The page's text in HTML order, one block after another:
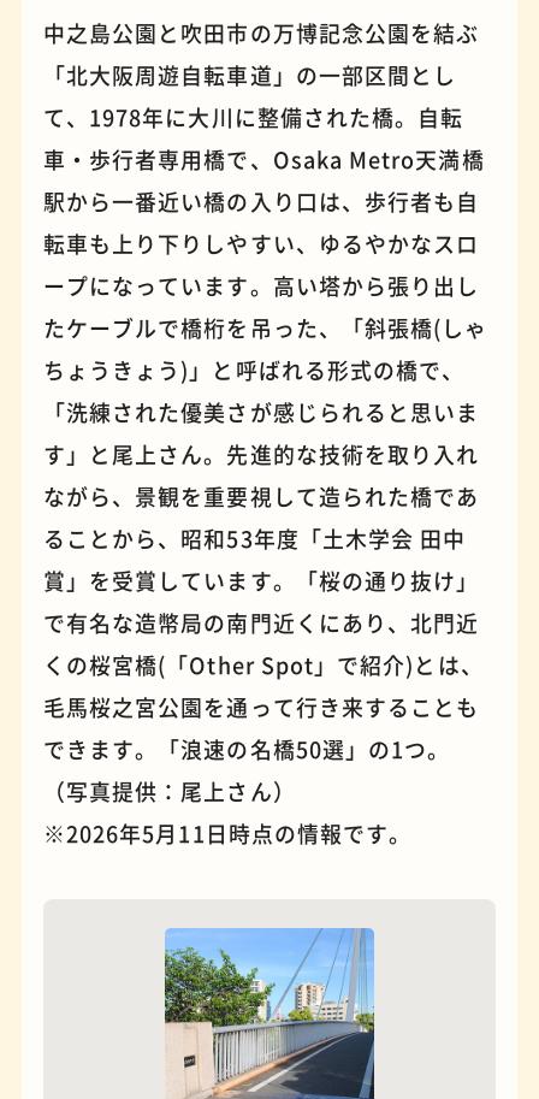
パンケーキ 手芸
占い 蕎麦
中之島公園と吹田市の万博記念公園を結ぶ
「北大阪周遊自転車道」の一部区間とし
て、1978年に大川に整備された橋。自転
車・歩行者専用橋で、Osaka Metro天満橋
駅から一番近い橋の入り口は、歩行者も自
転車も上り下りしやすい、ゆるやかなスロ
ープになっています。高い塔から張り出し
たケーブルで橋桁を吊った、「斜張橋(しゃ
ちょうきょう)」と呼ばれる形式の橋で、
「洗練された優美さが感じられると思いま
す」と尾上さん。先進的な技術を取り入れ
ながら、景観を重要視して造られた橋であ
ることから、昭和53年度「土木学会 田中
賞」を受賞しています。「桜の通り抜け」
で有名な造幣局の南門近くにあり、北門近
くの桜宮橋(「Other Spot」で紹介)とは、
毛馬桜之宮公園を通って行き来することも
できます。「浪速の名橋50選」の1つ。
（写真提供：尾上さん）
※2026年5月11日時点の情報です。